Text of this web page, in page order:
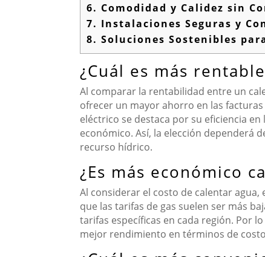
6. Comodidad y Calidez sin
7. Instalaciones Seguras y
8. Soluciones Sostenibles
¿Cuál es más
Al comparar la rentabilidad entre un
ofrecer un mayor ahorro en las
eléctrico se destaca por su eficiencia
económico. Así, la elección dependerá
recurso hídrico.
¿Es más económico
Al considerar el costo de calentar
que las tarifas de gas suelen ser más
tarifas específicas en cada región. Por
mejor rendimiento en términos de